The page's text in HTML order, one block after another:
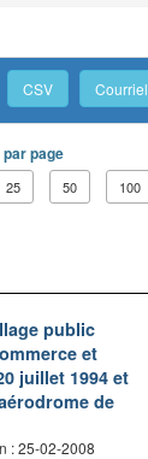
CSV Courriel
page
25 50 100
public
et
juillet 1994 et
de
: 25-02-2008